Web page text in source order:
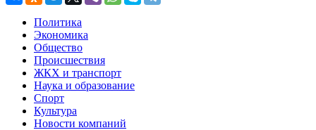
Политика
Экономика
Общество
Происшествия
ЖКХ и транспорт
Наука и образование
Спорт
Культура
Новости компаний